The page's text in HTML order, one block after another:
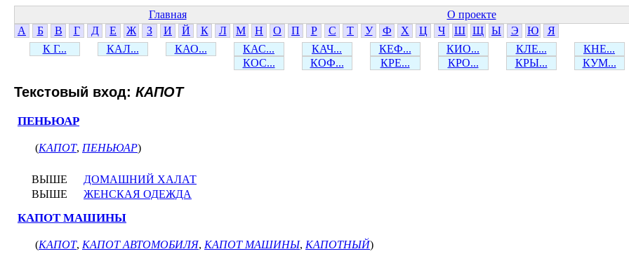
Главная О проекте
А
Б В Г Д Е Ж З И Й К Л М Н О П Р С Т У Ф Х Ц Ч Ш Щ Ы Э Ю
Я
К Г...
КАЛ... КАО... КАС... КАЧ... КЕФ... КИО... КЛЕ... КНЕ...
КОС...
КОФ... КРЕ... КРО... КРЫ... КУМ...
Текстовый вход: КАПОТ
ПЕНЬЮАР
(КАПОТ, ПЕНЬЮАР)
ВЫШЕ
ДОМАШНИЙ ХАЛАТ
ВЫШЕ
ЖЕНСКАЯ ОДЕЖДА
КАПОТ МАШИНЫ
(КАПОТ, КАПОТ АВТОМОБИЛЯ, КАПОТ МАШИНЫ, КАПОТНЫЙ)